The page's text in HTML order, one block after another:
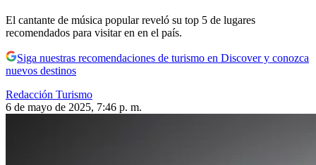
El cantante de música popular reveló su top 5 de lugares
recomendados para visitar en en el país.
Siga nuestras recomendaciones de turismo en Discover y conozca
nuevos destinos
Redacción Turismo
6 de mayo de 2025, 7:46 p. m.